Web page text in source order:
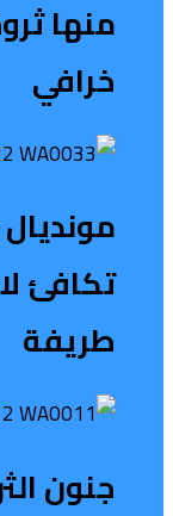
منها
خرافي
تكافئ
طريفة
جنون